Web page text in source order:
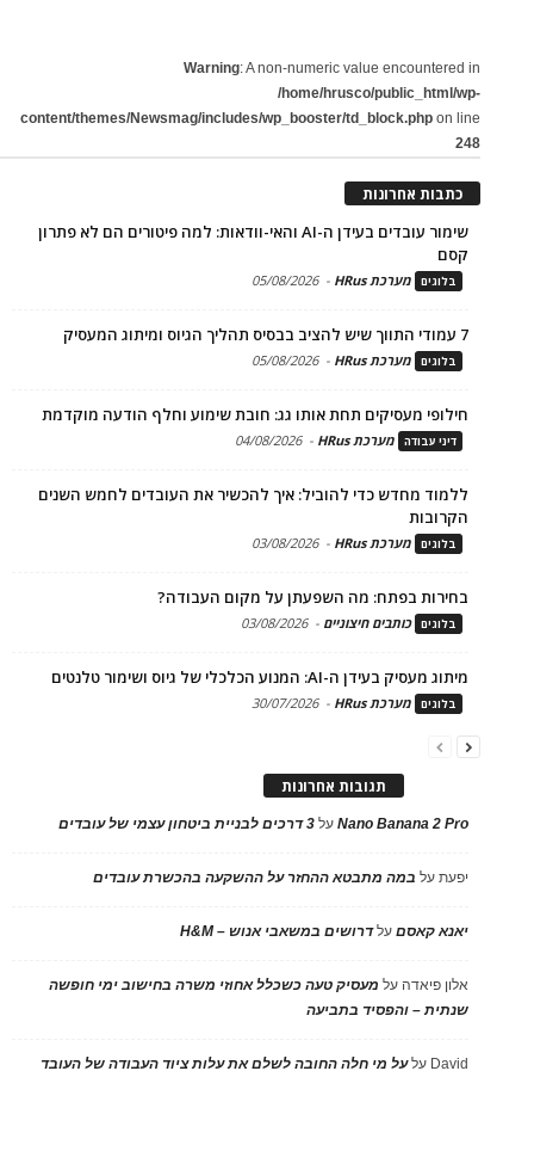
Warning: A non-numeric value encountered in
/home/hrusco/public_html/wp-
content/themes/Newsmag/includes/wp_booster/td_block.php on line
248
כתבות אחרונות
שימור עובדים בעידן ה-AI והאי-וודאות: למה פיטורים הם לא פתרון
קסם
בלוגים מערכת HRus -
05/08/2026
7 עמודי התווך שיש להציב בבסיס תהליך הגיוס ומיתוג המעסיק
בלוגים מערכת HRus -
05/08/2026
חילופי מעסיקים תחת אותו גג: חובת שימוע וחלף הודעה מוקדמת
דיני עבודה מערכת HRus -
04/08/2026
ללמוד מחדש כדי להוביל: איך להכשיר את העובדים לחמש השנים
הקרובות
בלוגים מערכת HRus -
03/08/2026
בחירות בפתח: מה השפעתן על מקום העבודה?
בלוגים כותבים חיצוניים -
03/08/2026
מיתוג מעסיק בעידן ה-AI: המנוע הכלכלי של גיוס ושימור טלנטים
בלוגים מערכת HRus -
30/07/2026
תגובות אחרונות
Nano Banana 2 Proעל 3 דרכים לבניית ביטחון עצמי של עובדים
יפעתעל במה מתבטא ההחזר על ההשקעה בהכשרת עובדים
יאנא קאסםעלדרושים במשאבי אנוש – H&M
אלון פיאדה על מעסיק טעה כשכלל אחוזי משרה בחישוב ימי חופשה
שנתית – והפסיד בתביעה
David עלעל מי חלה החובה לשלם את עלות ציוד העבודה של העובד